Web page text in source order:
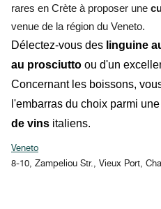
rares en Crète à proposer une
venue de la région du Veneto.
Délectez-vous des linguine
au prosciutto ou d'un
Concernant les boissons,
l'embarras du choix parmi une
de vins italiens.
Veneto
8-10, Zampeliou Str., Vieux Port,